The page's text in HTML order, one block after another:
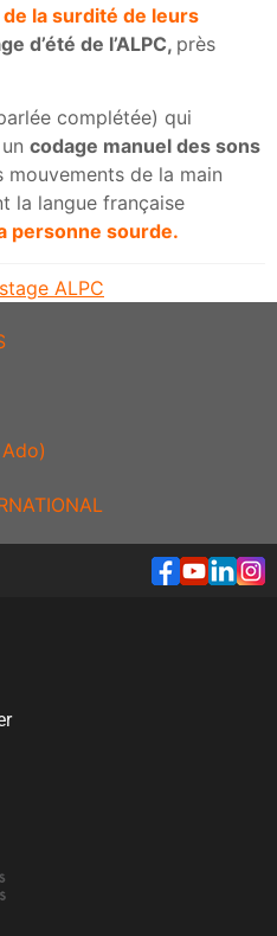
la surdité de leurs
d’été de l’ALPC, près
complétée) qui
codage manuel des sons
mouvements de la main
la langue française
personne sourde.
stage ALPC